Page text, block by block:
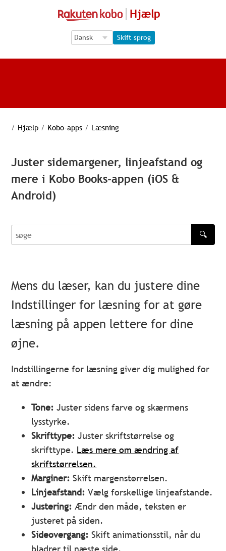
Hjælp
Language Selection
Language Selection
Skift sprog
/ Hjælp / Kobo-apps / Læsning
Juster sidemargener, linjeafstand og
mere i Kobo Books-appen (iOS &
Android)
søge
🔍
Mens du læser, kan du justere dine
Indstillinger for læsning for at gøre
læsning på appen lettere for dine
øjne.
Indstillingerne for læsning giver dig mulighed for
at ændre:
Tone: Juster sidens farve og skærmens
lysstyrke.
Skrifttype: Juster skriftstørrelse og
skrifttype. Læs mere om ændring af
skriftstørrelsen.
Marginer: Skift margenstørrelsen.
Linjeafstand: Vælg forskellige linjeafstande.
Justering: Ændr den måde, teksten er
justeret på siden.
Sideovergang: Skift animationsstil, når du